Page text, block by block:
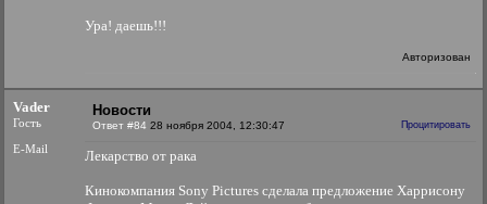
Ура! даешь!!!
Авторизован
Vader
Гость
E-Mail
Новости
Ответ #84 28 ноября 2004, 12:30:47 Процитировать
Лекарство от рака
Кинокомпания Sony Pictures сделала предложение Харрисону